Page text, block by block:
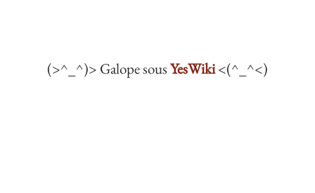
(>^_^)> Galope sousYesWiki<(^_^<)